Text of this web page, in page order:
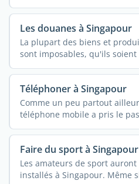
Les douanes à Singapour
La plupart des biens et
sont imposables, qu'ils soient
Téléphoner à Singapour
Comme un peu partout
téléphone mobile a pris le
Faire du sport à Singapour
Les amateurs de sport
installés à Singapour. Même